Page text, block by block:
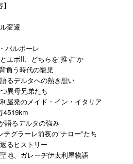
変遷
バルボーレ
エボII、どちらを"推す"か
負う時代の寵児
るデルタへの熱き想い
異母兄弟たち
屋発のメイド・イン・イタリア
4519km
語るデルタの強み
テグラーレ前夜の"ナロー"たち
るヒストリー
地、ガレーヂ伊太利屋物語